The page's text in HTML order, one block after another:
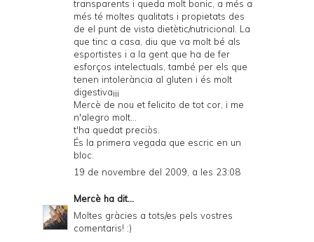
transparents i queda molt bonic, a més a
més té moltes qualitats i propietats des
de el punt de vista dietètic/nutricional. La
que tinc a casa, diu que va molt bé als
esportistes i a la gent que ha de fer
esforços intelectuals, també per els que
tenen intolerància al gluten i és molt
digestiva¡¡¡
Mercè de nou et felicito de tot cor, i me
n'alegro molt...
t'ha quedat preciòs.
És la primera vegada que escric en un
bloc.
19 de novembre del 2009, a les 23:08
Mercè ha dit...
Moltes gràcies a tots/es pels vostres
comentaris! :)